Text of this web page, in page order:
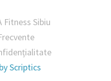
Fitness Sibiu
Scriptics